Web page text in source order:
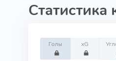
Статистика
Голы xG